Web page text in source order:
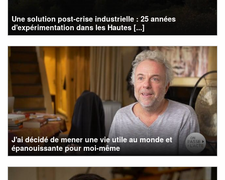
Une solution post-crise industrielle : 25 années
d'expérimentation dans les Hautes [...]
J'ai décidé de mener une vie utile au monde et
épanouissante pour moi-même